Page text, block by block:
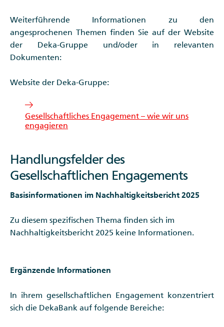
Weiterführende Informationen zu den
angesprochenen Themen finden Sie auf der Website
der Deka-Gruppe und/oder in relevanten
Dokumenten:
Website der Deka-Gruppe:
Gesellschaftliches Engagement – wie wir uns
engagieren
Handlungsfelder des
Gesellschaftlichen Engagements
Basisinformationen im Nachhaltigkeitsbericht 2025
Zu diesem spezifischen Thema finden sich im
Nachhaltigkeitsbericht 2025 keine Informationen.
Ergänzende Informationen
In ihrem gesellschaftlichen Engagement konzentriert
sich die DekaBank auf folgende Bereiche: